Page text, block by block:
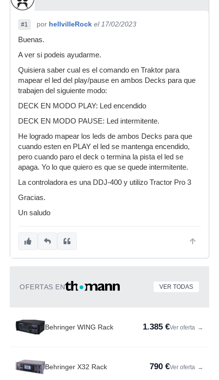
#1 por hellvilleRock el 17/02/2023
Buenas.
A ver si podeis ayudarme.
Quisiera saber cual es el comando en Traktor para
mapear el led del play/pause en ambos Decks para que
trabajen del siguiente modo:
DECK EN MODO PLAY: Led encendido
DECK EN MODO PAUSE: Led intermitente.
He logrado mapear los leds de ambos Decks para que
cuando esten en PLAY el led se mantenga encendido,
pero cuando paro el deck o termina la pista el led se
apaga. Yo lo que quiero es que se quede intermitente.
La controladora es una DDJ-400 y utilizo Tractor Pro 3
Gracias.
Un saludo
OFERTAS EN VER TODAS
Behringer WING Rack 1.385 €Ver oferta →
Behringer X32 Rack 790 €Ver oferta →